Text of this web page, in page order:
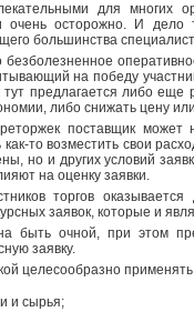
для многих
осторожно. И дело
большинства
на победу
предлагается либо еще
либо снижать цену
поставщик
то возместить свои
но и других условий
на оценку заявки.
торгов
заявок, которые и
быть очной, при этом
заявку.
целесообразно
и сырья;